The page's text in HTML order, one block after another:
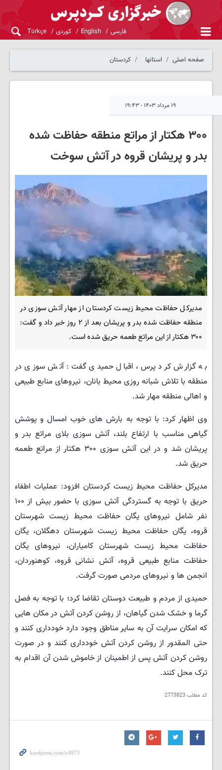
فارسی English کوردی Türkçe
صفحه اصلی استانها کردستان
۱۹ مرداد ۱۴۰۳ - ۱۹:۴۳
۳۰۰ هکتار از مراتع منطقه حفاظت شده
بدر و پریشان قروه در آتش سوخت
مدیرکل حفاظت محیط زیست کردستان از مهار آتش سوزی در
منطقه حفاظت شده بدر و پریشان بعد از ۲ روز خبر داد و گفت:
۳۰۰ هکتار از این مراتع طعمه حریق شده است.
به گزارش کرد پرس، ‌اقبال حمیدی گفت: آتش سوزی در
منطقه با تلاش شبانه روزی محیط بانان، نیروهای منابع طبیعی
و اهالی منطقه مهار شد.
وی اظهار کرد: با توجه به بارش های خوب امسال و پوشش
گیاهی مناسب با ارتفاع بلند، آتش سوزی بلای مراتع بدر و
پریشان شد و در این آتش سوزی ۳۰۰ هکتار از مراتع طعمه
حریق شد.
مدیرکل حفاظت محیط زیست کردستان افزود: عملیات اطفاء
حریق با توجه به گستردگی آتش سوزی با حضور بیش از ۱۰۰
نفر شامل نیروهای یگان حفاظت محیط زیست شهرستان
قروه، یگان حفاظت محیط زیست شهرستان دهگلان، یگان
حفاظت محیط زیست شهرستان کامیاران، نیروهای یگان
حفاظت منابع طبیعی قروه، آتش نشانی قروه، کوهنوردان،
انجمن ها و نیروهای مردمی صورت گرفت.
حمیدی از مردم و طبیعت دوستان تقاضا کرد؛ با توجه به فصل
گرما و خشک شدن گیاهان، از روشن کردن آتش در مکان هایی
که امکان سرایت آن به سایر مناطق وجود دارد خودداری کنند و
حتی المقدور از روشن کردن آتش خودداری کنند و در صورت
روشن کردن آتش پس از اطمینان از خاموش شدن آن اقدام به
ترک محل کنند.
کد مطلب2773823